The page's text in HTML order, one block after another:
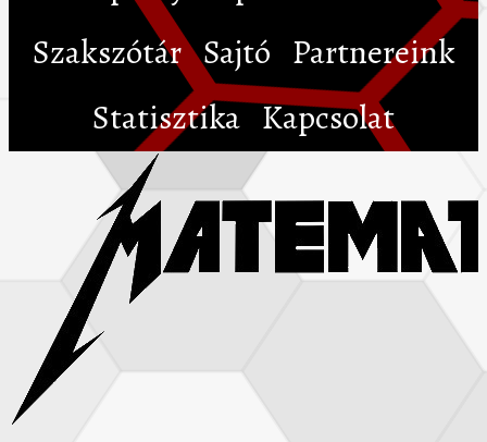
Szakszótár Sajtó Partnereink
Statisztika Kapcsolat